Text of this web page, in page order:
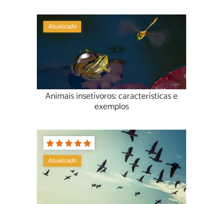
Atualizado
Animais insetívoros: características e
exemplos
Atualizado